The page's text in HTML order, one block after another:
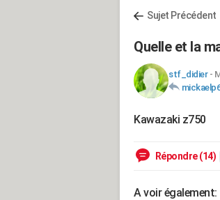
Sujet Précédent
Quelle et la
stf_didier-
Kawazaki z750
Répondre (14)
A voir également: